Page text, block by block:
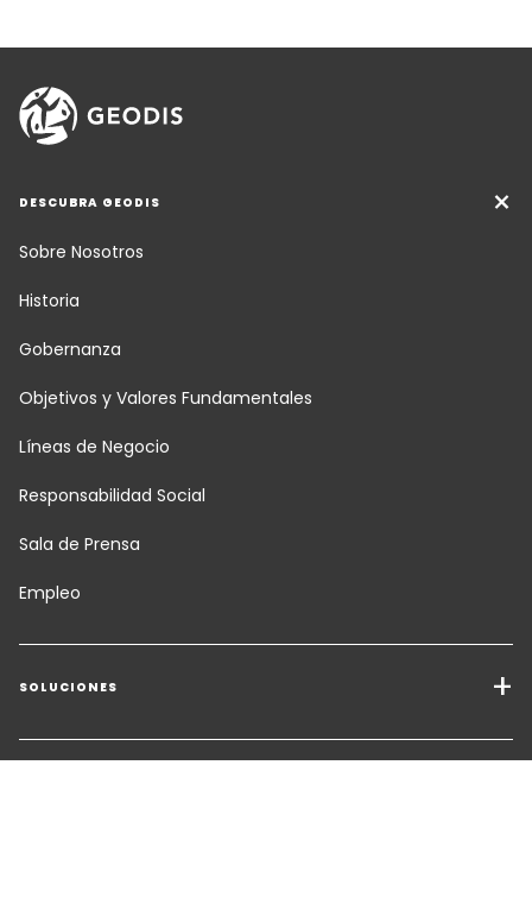
DESCUBRA GEODIS
Sobre Nosotros
Historia
Gobernanza
Objetivos y Valores Fundamentales
Líneas de Negocio
Responsabilidad Social
Sala de Prensa
Empleo
SOLUCIONES
Servicios de Transporte